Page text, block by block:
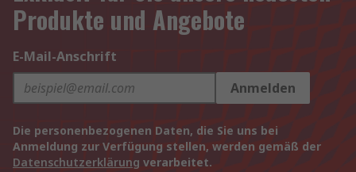
Produkte und Angebote
E-Mail-Anschrift
Anmelden
Die personenbezogenen Daten, die Sie uns bei
Anmeldung zur Verfügung stellen, werden gemäß der
Datenschutzerklärung verarbeitet.